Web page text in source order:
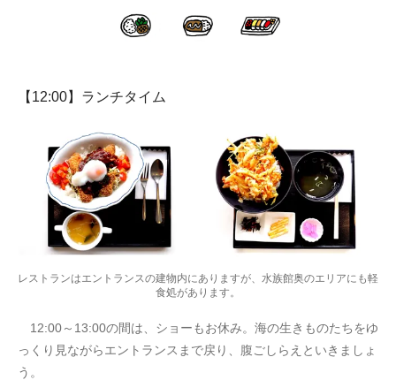
【12:00】ランチタイム
レストランはエントランスの建物内にありますが、水族館奥のエリアにも軽
食処があります。
12:00～13:00の間は、ショーもお休み。海の生きものたちをゆ
っくり見ながらエントランスまで戻り、腹ごしらえといきましょ
う。